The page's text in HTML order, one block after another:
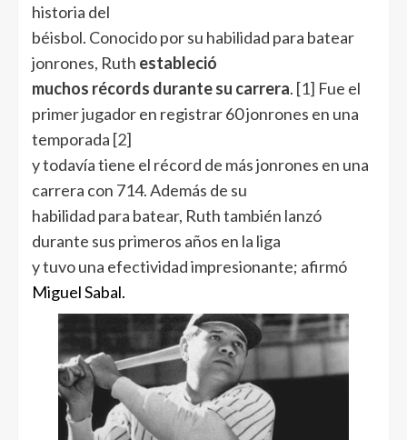
historia del
béisbol. Conocido por su habilidad para batear
jonrones, Ruth estableció
muchos récords durante su carrera. [1] Fue el
primer jugador en registrar 60 jonrones en una
temporada [2]
y todavía tiene el récord de más jonrones en una
carrera con 714. Además de su
habilidad para batear, Ruth también lanzó
durante sus primeros años en la liga
y tuvo una efectividad impresionante; afirmó
Miguel Sabal.